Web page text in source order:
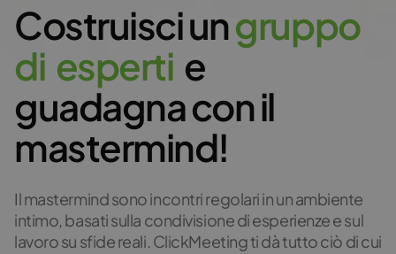
Costruisci ungruppo
di esperti e
guadagna con il
mastermind!
Il mastermind sono incontri regolari in un ambiente
intimo, basati sulla condivisione di esperienze e sul
lavoro su sfide reali. ClickMeeting ti dà tutto ciò di cui